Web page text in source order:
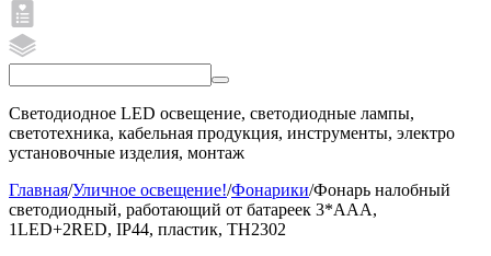
Светодиодное LED освещение, светодиодные лампы,
светотехника, кабельная продукция, инструменты, электро
установочные изделия, монтаж
Главная/Уличное освещение!/Фонарики/Фонарь налобный
светодиодный, работающий от батареек 3*AAA,
1LED+2RED, IP44, пластик, TH2302